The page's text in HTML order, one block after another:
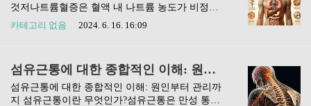
져 필요한 만큼의 적혈구를 생산하지 못하는 상태
를 말하죠. 적혈구는 우리 몸 곳곳으로 산소를 운반
하는 매우 중요한 역할을 수행하기 때문에, 철분이
상이 나타나며, 이를 방치하면 더욱 심각한 건갈 합
병증으로 이어질 수 있어 ..
것저나트륨혈증은 혈액 내 나트륨 농도가 비정상
적으로 낮은 상태를 의미합니다. 이는 다양한 건강
나트륨혈증이란 혈액 내 나트륨 농도가 정상 범위
이하로 떨어진 상태를 의미합니다. 나트륨은 체내
에서 중요한 전해질 중 하나로, 체액의 양과 삼투압
카테고리 없음 2024. 6. 16. 16:09
섬유근통에 대한 종합적인 이해: 원인 증상 진단 치료부터 관리까지
섬유근통에 대한 종합적인 이해: 원인부터 관리까
지 섬유근통이란 무엇인가?섬유근통은 만성 통증